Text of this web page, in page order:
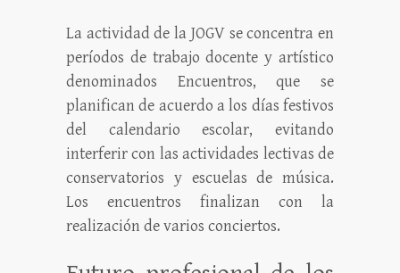
La actividad de la JOGV se concentra en
períodos de trabajo docente y artístico
denominados Encuentros, que se
planifican de acuerdo a los días festivos
del calendario escolar, evitando
interferir con las actividades lectivas de
conservatorios y escuelas de música.
Los encuentros finalizan con la
realización de varios conciertos.